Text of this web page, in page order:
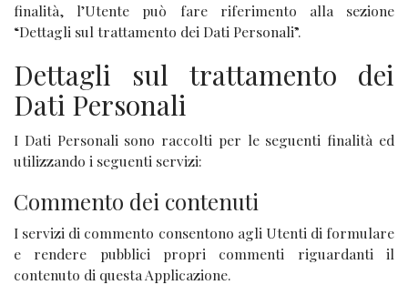
finalità, l’Utente può fare riferimento alla sezione
“Dettagli sul trattamento dei Dati Personali”.
Dettagli sul trattamento dei
Dati Personali
I Dati Personali sono raccolti per le seguenti finalità ed
utilizzando i seguenti servizi:
Commento dei contenuti
I servizi di commento consentono agli Utenti di formulare
e rendere pubblici propri commenti riguardanti il
contenuto di questa Applicazione.